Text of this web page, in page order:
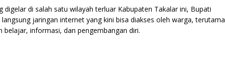
digelar di salah satu wilayah terluar Kabupaten Takalar ini, Bupati
jaringan internet yang kini bisa diakses oleh warga, terutama
belajar, informasi, dan pengembangan diri.